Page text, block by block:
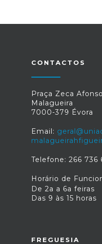
CONTACTOS
Praça Zeca
Malagueira
7000-379 Évora
Email:
Telefone: 266 736
Horário de
De 2a a 6a feiras
Das 9 às 15 horas
FREGUESIA